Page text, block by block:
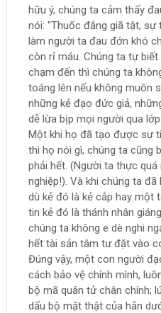
hữu ý, chúng ta cảm thấy
nói: "Thuốc đắng giã tật,
làm người ta đau đớn khó
còn rỉ máu. Chúng ta tự
chạm đến thì chúng ta
toáng lên nếu không muôn
những kẻ đạo đức giả,
dễ lừa bịp mọi người qua
Một khi họ đã tạo được sự
thì họ nói gì, chúng ta cũng
phải hết. (Người ta thực
nghiệp!). Và khi chúng ta
dù kẻ đó là kẻ cắp hay một
tin kẻ đó là thánh nhân
chúng ta không e dè nghi
hết tài sản tâm tư đặt vào
Đúng vậy, một con người
cách bảo vệ chính mình,
bộ mã quân tử chân chính;
dấu bộ mặt thật của hắn